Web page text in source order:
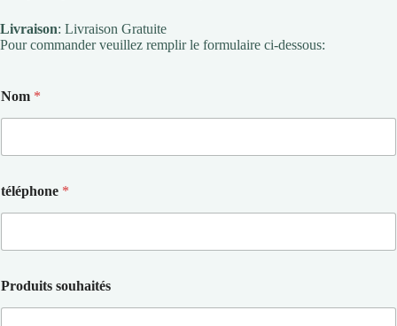
Livraison: Livraison Gratuite
Pour commander veuillez remplir le formulaire ci-dessous:
Nom *
téléphone *
Produits souhaités